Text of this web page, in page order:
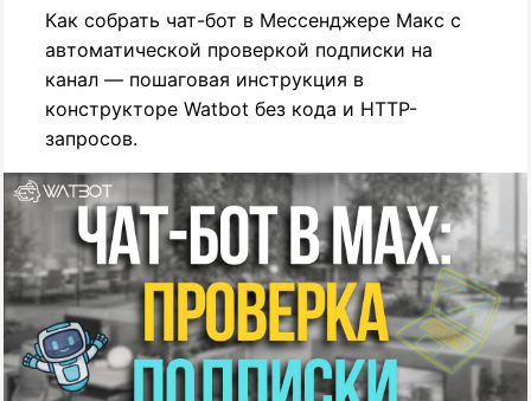
Как собрать чат-бот в Мессенджере Макс с
автоматической проверкой подписки на
канал — пошаговая инструкция в
конструкторе Watbot без кода и HTTP-
запросов.